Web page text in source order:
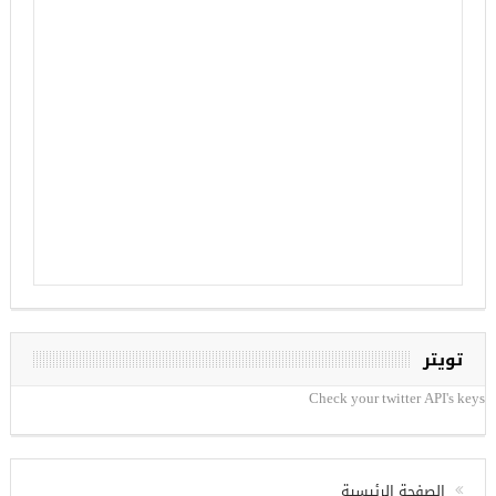
تويتر
Check your twitter API's keys